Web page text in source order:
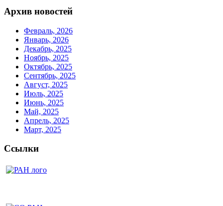
Архив новостей
Февраль, 2026
Январь, 2026
Декабрь, 2025
Ноябрь, 2025
Октябрь, 2025
Сентябрь, 2025
Август, 2025
Июль, 2025
Июнь, 2025
Май, 2025
Апрель, 2025
Март, 2025
Ссылки